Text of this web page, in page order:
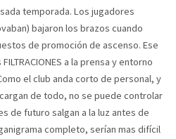
temporada. Los jugadores
bajaron los brazos cuando
de promoción de ascenso. Ese
a la prensa y entorno
el club anda corto de personal, y
de todo, no se puede controlar
de futuro salgan a la luz antes de
completo, serían mas difícil